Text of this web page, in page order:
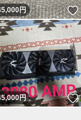
いね！
円
ね！
円